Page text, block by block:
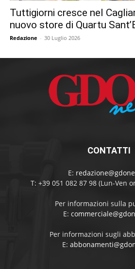
Tuttigiorni cresce nel
nuovo store di Quartu
Redazione - 30 Luglio 2026
CONTATTI
E:
T: +39 051 082 87 98 (Lun-Ven
Per informazioni sulla
E:
Per informazioni sugli
E: